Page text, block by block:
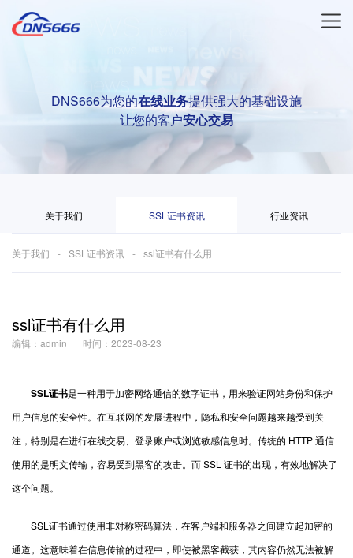
DNS666为您的在线业务提供强大的基础设施
让您的客户安心交易
关于我们 SSL证书资讯 行业资讯
关于我们 SSL证书资讯 ssl证书有什么用
ssl证书有什么用
编辑：admin 时间：2023-08-23
SSL证书是一种用于加密网络通信的数字证书，用来验证网站身份和保护
用户信息的安全性。在互联网的发展进程中，隐私和安全问题越来越受到关
注，特别是在进行在线交易、登录账户或浏览敏感信息时。传统的 HTTP 通信
使用的是明文传输，容易受到黑客的攻击。而 SSL 证书的出现，有效地解决了
这个问题。
SSL证书通过使用非对称密码算法，在客户端和服务器之间建立起加密的
通道。这意味着在信息传输的过程中，即使被黑客截获，其内容仍然无法被解